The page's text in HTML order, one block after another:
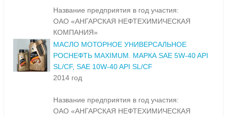
Название предприятия в год участия:
ОАО «АНГАРСКАЯ НЕФТЕХИМИЧЕСКАЯ
КОМПАНИЯ»
МАСЛО МОТОРНОЕ УНИВЕРСАЛЬНОЕ
РОСНЕФТЬ MAXIMUM. МАРКА SAE 5W-40 API
SL/CF, SAE 10W-40 API SL/CF
2014 год
Название предприятия в год участия:
ОАО «АНГАРСКАЯ НЕФТЕХИМИЧЕСКАЯ